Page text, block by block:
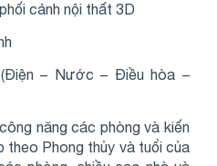
cảnh nội thất 3D
– Nước – Điều hòa –
năng các phòng và kiến
Phong thủy và tuổi của